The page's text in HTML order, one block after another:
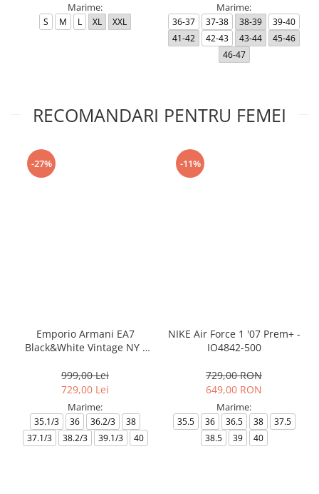
Marime:
S M L XL XXL
Marime:
36-37 37-38 38-39
39-40
41-42
42-43 43-44
45-46
46-47
RECOMANDARI PENTRU FEMEI
-27%
Emporio Armani EA7
Black&White Vintage NY -
999,00 Lei
729,00 Lei
Marime:
35.1/3 36 36.2/3
38
37.1/3
38.2/3 39.1/3 40
-11%
NIKE Air Force 1 '07 Prem+ -
IO4842-500
729,00 RON
649,00 RON
Marime:
35.5 36 36.5 38
37.5
38.5
39 40